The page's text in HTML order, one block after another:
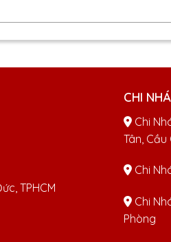
TPHCM
CHI
Chi
Tân, Cầu
Chi
Chi
Phòng